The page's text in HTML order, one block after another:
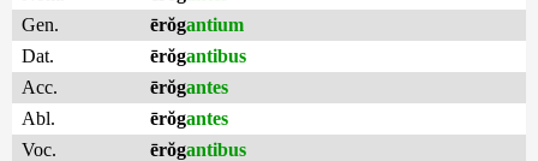
Gen.
ērŏgantium
Dat.
ērŏgantibus
Acc.
ērŏgantes
Abl.
ērŏgantes
Voc.
ērŏgantibus